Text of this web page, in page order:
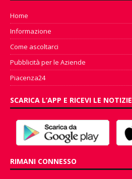
Home
Informazione
Come ascoltarci
Pubblicità per le Aziende
Piacenza24
SCARICA L’APP E RICEVI LE NOTIZIE
RIMANI CONNESSO